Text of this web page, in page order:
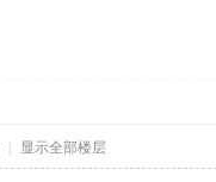
显示全部楼层